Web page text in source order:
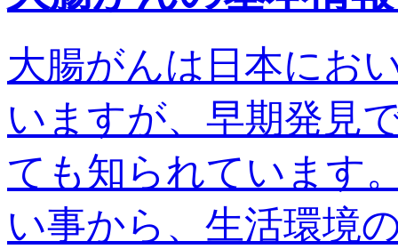
大腸がんは日本にお
いますが、早期発見
ても知られています
い事から、生活環境